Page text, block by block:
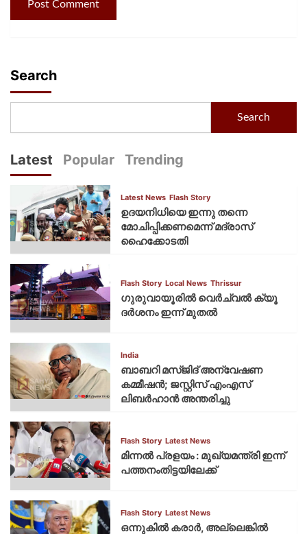
Search
Search
Latest Popular Trending
Latest News Flash Story
ഉദയനിധിയെ ഇന്നു തന്നെ
മോചിപ്പിക്കണമെന്ന് മദ്രാസ്
ഹൈക്കോടതി
Flash Story Local News Thrissur
ഗുരുവായൂരില്‍ വെര്‍ച്വല്‍ ക്യൂ
ദര്‍ശനം ഇന്ന് മുതല്‍
India
ബാബറി മസ്ജിദ് അന്വേഷണ
കമ്മീഷന്‍; ജസ്റ്റിസ് എംഎസ്
ലിബര്‍ഹാന്‍ അന്തരിച്ചു
Flash Story Latest News
മിന്നല്‍ പ്രളയം : മുഖ്യമന്ത്രി ഇന്ന്
പത്തനംതിട്ടയിലേക്ക്
Flash Story Latest News
ഒന്നുകില്‍ കരാര്‍, അല്ലെങ്കില്‍